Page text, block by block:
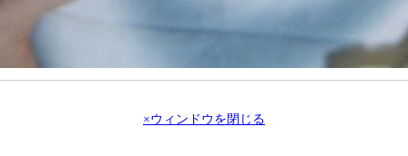
×ウィンドウを閉じる